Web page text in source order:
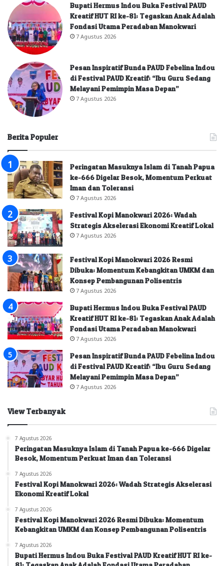
Bupati Hermus Indou Buka Festival PAUD
Kreatif HUT RI ke-81: Tegaskan Anak Adalah
Fondasi Utama Peradaban Manokwari
7 Agustus 2026
Pesan Inspiratif Bunda PAUD Febelina Indou
di Festival PAUD Kreatif: “Ibu Guru Sedang
Melayani Pemimpin Masa Depan”
7 Agustus 2026
Berita Populer
Peringatan Masuknya Islam di Tanah Papua
ke-666 Digelar Besok, Momentum Perkuat
Iman dan Toleransi
7 Agustus 2026
Festival Kopi Manokwari 2026: Wadah
Strategis Akselerasi Ekonomi Kreatif Lokal
7 Agustus 2026
Festival Kopi Manokwari 2026 Resmi
Dibuka: Momentum Kebangkitan UMKM dan
Konsep Pembangunan Polisentris
7 Agustus 2026
Bupati Hermus Indou Buka Festival PAUD
Kreatif HUT RI ke-81: Tegaskan Anak Adalah
Fondasi Utama Peradaban Manokwari
7 Agustus 2026
Pesan Inspiratif Bunda PAUD Febelina Indou
di Festival PAUD Kreatif: “Ibu Guru Sedang
Melayani Pemimpin Masa Depan”
7 Agustus 2026
View Terbanyak
7 Agustus 2026
Peringatan Masuknya Islam di Tanah Papua ke-666 Digelar
Besok, Momentum Perkuat Iman dan Toleransi
7 Agustus 2026
Festival Kopi Manokwari 2026: Wadah Strategis Akselerasi
Ekonomi Kreatif Lokal
7 Agustus 2026
Festival Kopi Manokwari 2026 Resmi Dibuka: Momentum
Kebangkitan UMKM dan Konsep Pembangunan Polisentris
7 Agustus 2026
Bupati Hermus Indou Buka Festival PAUD Kreatif HUT RI ke-